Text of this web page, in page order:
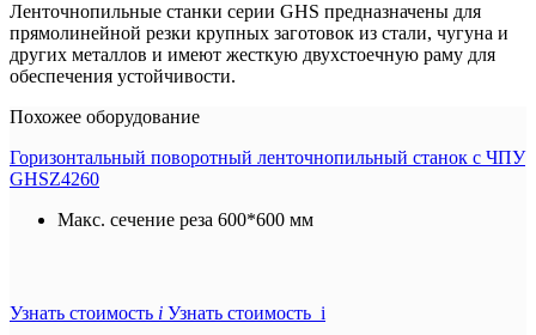
Ленточнопильные станки серии GHS предназначены для
прямолинейной резки крупных заготовок из стали, чугуна и
других металлов и имеют жесткую двухстоечную раму для
обеспечения устойчивости.
Похожее оборудование
Горизонтальный поворотный ленточнопильный станок с ЧПУ
GHSZ4260
Макс. сечение реза 600*600 мм
Узнать стоимость i Узнать стоимость i